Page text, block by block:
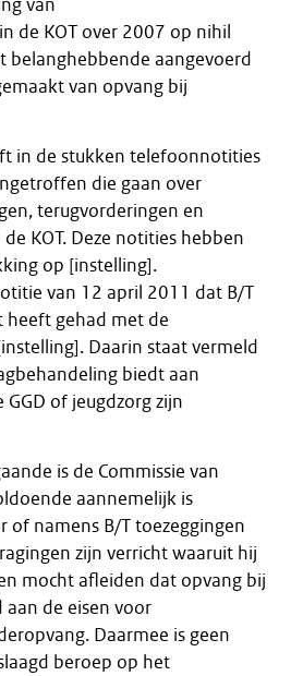
van
de KOT over 2007 op nihil
belanghebbende aangevoerd
van opvang bij
in de stukken telefoonnotities
die gaan over
terugvorderingen en
KOT. Deze notities hebben
op [instelling].
van 12 april 2011 dat B/T
heeft gehad met de
Daarin staat vermeld
biedt aan
of jeugdzorg zijn
is de Commissie van
aannemelijk is
of namens B/T toezeggingen
zijn verricht waaruit hij
mocht afleiden dat opvang bij
de eisen voor
Daarmee is geen
beroep op het